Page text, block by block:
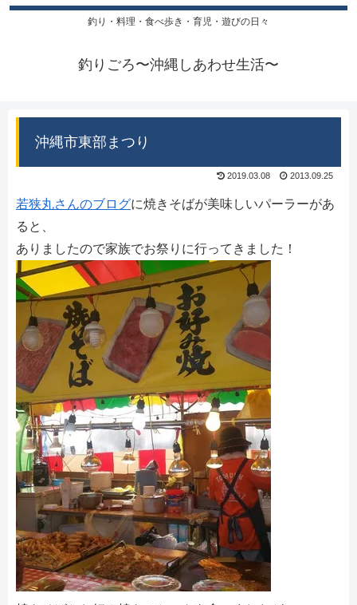
釣り・料理・食べ歩き・育児・遊びの日々
釣りごろ〜沖縄しあわせ生活〜
沖縄市東部まつり
2019.03.08 2013.09.25
若狭丸さんのブログに焼きそばが美味しいパーラーがあ
ると、
ありましたので家族でお祭りに行ってきました！